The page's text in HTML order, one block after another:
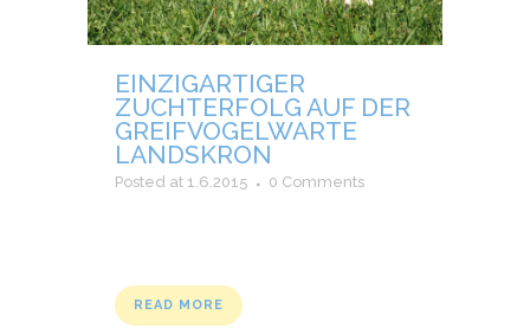
EINZIGARTIGER
ZUCHTERFOLG AUF DER
GREIFVOGELWARTE
LANDSKRON
Posted at 1.6.2015 0 Comments
READ MORE